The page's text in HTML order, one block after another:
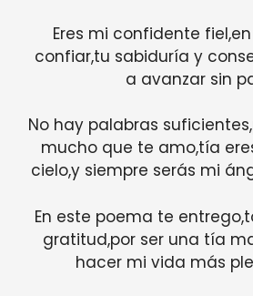
Eres mi confidente
confiar,tu sabiduría y
a avanzar sin
No hay palabras
mucho que te amo,tía
cielo,y siempre serás mi
En este poema te
gratitud,por ser una tía
hacer mi vida más